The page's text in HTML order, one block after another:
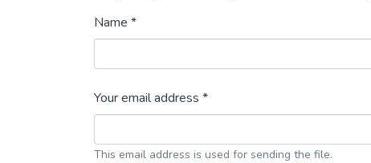
Name *
Your email address *
This email address is used for sending the file.